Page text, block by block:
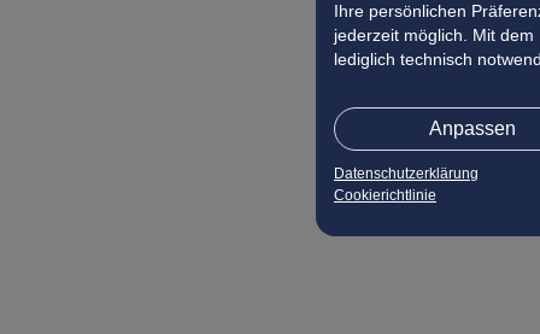
Ihre persönlichen
jederzeit möglich. Mit dem
lediglich technisch
Anpassen
Datenschutzerklärung
Cookierichtlinie